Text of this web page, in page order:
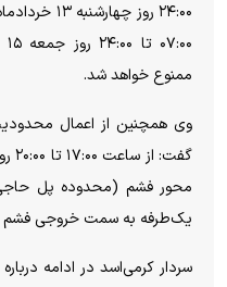
۲۴:۰۰ روز
ممنوع خواهد شد.
وی همچنین از اعمال
محور فشم (محدوده پل
یک‌طرفه به سمت خروجی فشم
سردار کرمی‌اسد در ادامه